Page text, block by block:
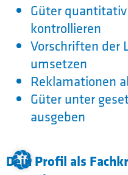
Güter
kontrollieren
Vorschriften der
umsetzen
Reklamationen
Güter unter
ausgeben
Dein Profil als